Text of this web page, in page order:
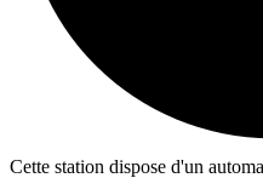
Cette station dispose d'un